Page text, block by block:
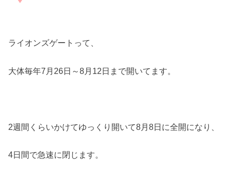
ライオンズゲートって、
大体毎年7月26日～8月12日まで開いてます。
2週間くらいかけてゆっくり開いて8月8日に全開になり、
4日間で急速に閉じます。